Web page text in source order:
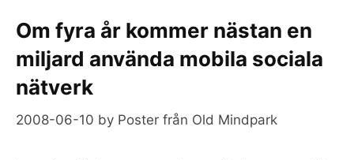
Om fyra år kommer nästan en
miljard använda mobila sociala
nätverk
2008-06-10 by Poster från Old Mindpark